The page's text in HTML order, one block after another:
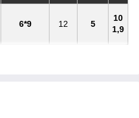
6*9 12 5
10
1,9